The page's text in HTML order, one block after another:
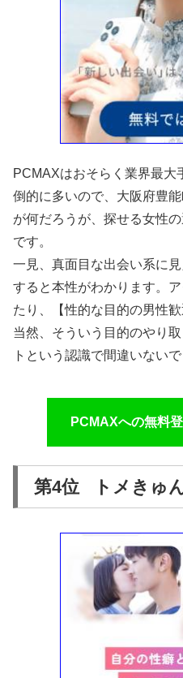
PCMAXはおそらく業界最大
倒的に多いので、大阪府豊
が何だろうが、探せる女性
です。
一見、真面目な出会い系に
すると本性がわかります。
たり、【性的な目的の男性歓
当然、そういう目的のやり
トという認識で間違いないで
PCMAXへの無料
第4位 トメきゅ